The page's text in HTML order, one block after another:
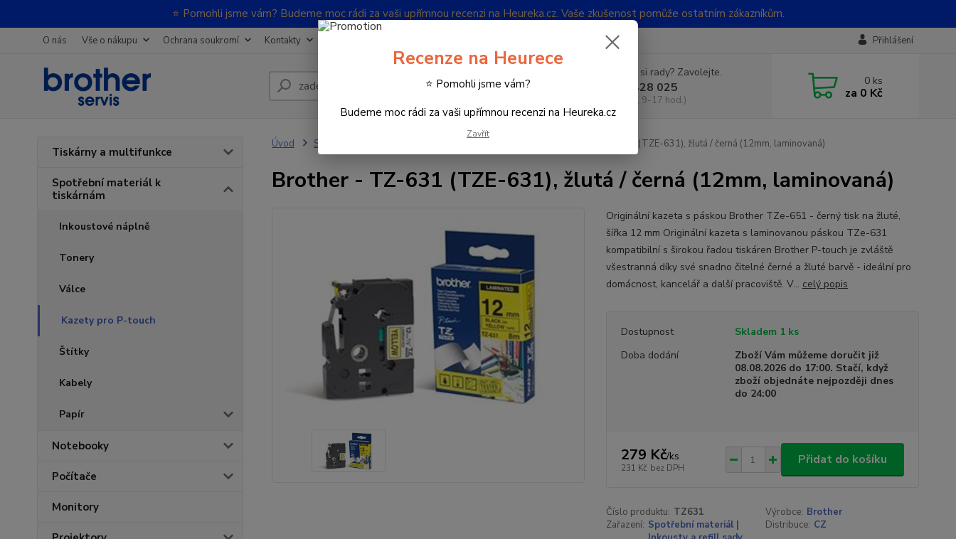
⭐ Pomohli jsme vám? Budeme moc rádi za vaši upřímnou recenzi na Heureka.cz. Vaše zkušenost pomůže ostatním zákazníkům.
O nás Vše o nákupu Ochrana soukromí Kontakty Přihlášení
Hledat
Nevíte si rady? Zavolejte.
732 428 025
(Po-Pá, 9-17 hod.)
0 ks
za 0 Kč
Tiskárny a multifunkce
Spotřební materiál k
tiskárnám
Inkoustové náplně
Tonery
Válce
Kazety pro P-touch
Štítky
Kabely
Papír
Notebooky
Počítače
Monitory
Úvod Spotřební materiál k tiskárnám Brother - TZ-631 (TZE-631), žlutá / černá (12mm, laminovaná)
Brother - TZ-631 (TZE-631), žlutá / černá (12mm, laminovaná)
Originální kazeta s páskou Brother TZe-651 - černý tisk na žluté,
šířka 12 mm Originální kazeta s laminovanou páskou TZe-631
kompatibilní s širokou řadou tiskáren Brother P-touch je zvláště
všestranná díky své snadno čitelné černé a žluté barvě - ideální pro
domácnost, kancelář a další pracoviště. V... celý popis
Dostupnost
Skladem 1 ks
Doba dodání
Zboží Vám můžeme doručit již
08.08.2026 do 17:00. Stačí, když
zboží objednáte nejpozději dnes
do 24:00
279 Kč/ks
231 Kč bez DPH
Přidat do košíku
Číslo produktu: TZ631 Výrobce: Brother
Zařazení: Spotřební materiál |
Distribuce: CZ
Recenze na Heurece
⭐ Pomohli jsme vám?
Budeme moc rádi za vaši upřímnou recenzi na Heureka.cz
Zavřít